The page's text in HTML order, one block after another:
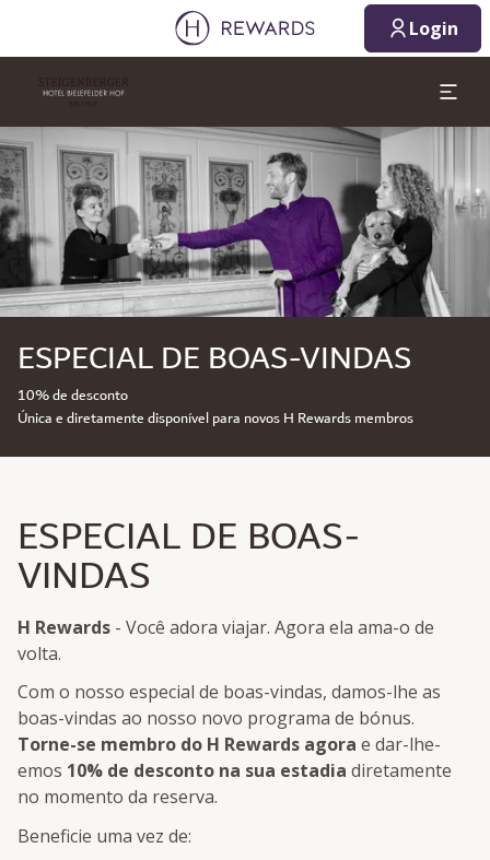
Login
Diapositivo 1 de 1
ESPECIAL DE BOAS-VINDAS
10% de desconto
Única e diretamente disponível para novos H Rewards membros
ESPECIAL DE BOAS-
VINDAS
H Rewards - Você adora viajar. Agora ela ama-o de
volta.
Com o nosso especial de boas-vindas, damos-lhe as
boas-vindas ao nosso novo programa de bónus.
Torne-se membro do H Rewards agora e dar-lhe-
emos 10% de desconto na sua estadia diretamente
no momento da reserva.
Beneficie uma vez de: